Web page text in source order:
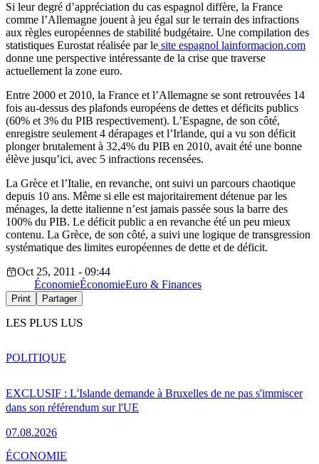
Si leur degré d’appréciation du cas espagnol diffère, la France
comme l’Allemagne jouent à jeu égal sur le terrain des infractions
aux règles européennes de stabilité budgétaire. Une compilation des
statistiques Eurostat réalisée par le site espagnol lainformacion.com
donne une perspective intéressante de la crise que traverse
actuellement la zone euro.
Entre 2000 et 2010, la France et l’Allemagne se sont retrouvées 14
fois au-dessus des plafonds européens de dettes et déficits publics
(60% et 3% du PIB respectivement). L’Espagne, de son côté,
enregistre seulement 4 dérapages et l’Irlande, qui a vu son déficit
plonger brutalement à 32,4% du PIB en 2010, avait été une bonne
élève jusqu’ici, avec 5 infractions recensées.
La Grèce et l’Italie, en revanche, ont suivi un parcours chaotique
depuis 10 ans. Même si elle est majoritairement détenue par les
ménages, la dette italienne n’est jamais passée sous la barre des
100% du PIB. Le déficit public a en revanche été un peu mieux
contenu. La Grèce, de son côté, a suivi une logique de transgression
systématique des limites européennes de dette et de déficit.
Oct 25, 2011 - 09:44
ÉconomieÉconomieEuro & Finances
Print Partager
LES PLUS LUS
EXCLUSIF : L'Islande demande à Bruxelles de ne pas s'immiscer
dans son référendum sur l'UE
07.08.2026
POLITIQUE
ÉCONOMIE